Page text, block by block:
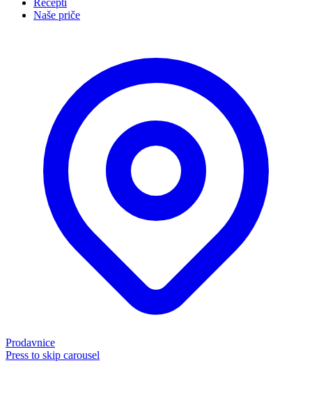
Recepti
Naše priče
Prodavnice
Press to skip carousel